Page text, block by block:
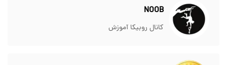
NOOB
کانال روبیکا آموزش